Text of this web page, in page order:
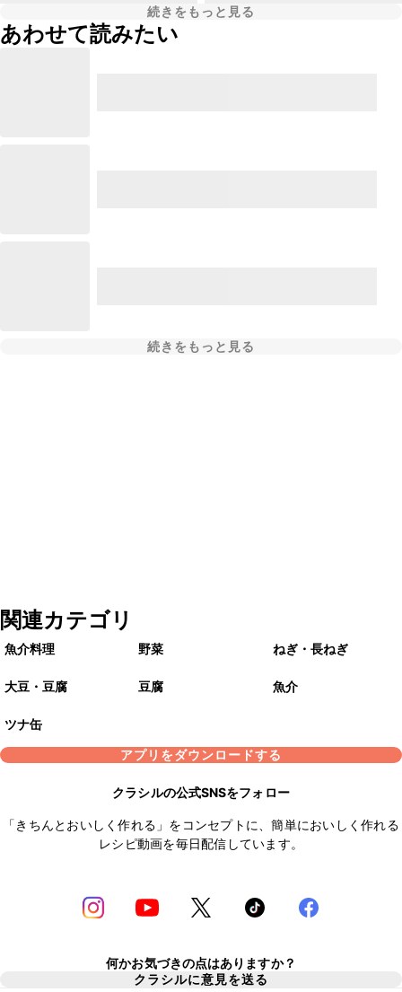
続きをもっと見る
あわせて読みたい
続きをもっと見る
関連カテゴリ
魚介料理 野菜 ねぎ・長ねぎ
大豆・豆腐 豆腐 魚介
ツナ缶
アプリをダウンロードする
クラシルの公式SNSをフォロー
「きちんとおいしく作れる」をコンセプトに、簡単においしく作れる
レシピ動画を毎日配信しています。
何かお気づきの点はありますか？
クラシルに意見を送る